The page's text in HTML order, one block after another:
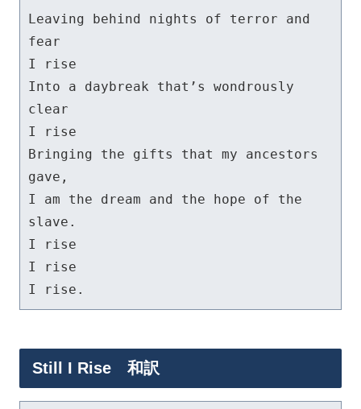
Leaving behind nights of terror and
fear
I rise
Into a daybreak that’s wondrously
clear
I rise
Bringing the gifts that my ancestors
gave,
I am the dream and the hope of the
slave.
I rise
I rise
Still I Rise 和訳